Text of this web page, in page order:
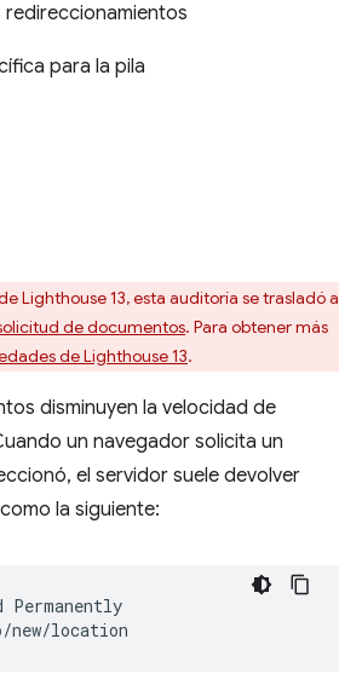
redireccionamientos
para la pila
Lighthouse 13, esta auditoría se trasladó a
de documentos. Para obtener más
de Lighthouse 13.
disminuyen la velocidad de
un navegador solicita un
el servidor suele devolver
la siguiente:
Permanently
new/location